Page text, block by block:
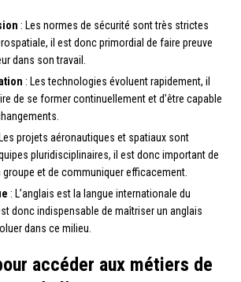
: Les normes de sécurité sont très strictes
il est donc primordial de faire preuve
dans son travail.
: Les technologies évoluent rapidement, il
de se former continuellement et d’être capable
projets aéronautiques et spatiaux sont
pluridisciplinaires, il est donc important de
groupe et de communiquer efficacement.
: L’anglais est la langue internationale du
donc indispensable de maîtriser un anglais
dans ce milieu.
accéder aux métiers de